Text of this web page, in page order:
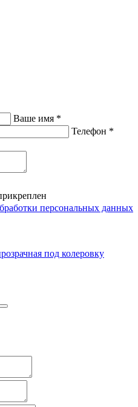
Ваше имя *
Телефон *
персональных данных
под колеровку